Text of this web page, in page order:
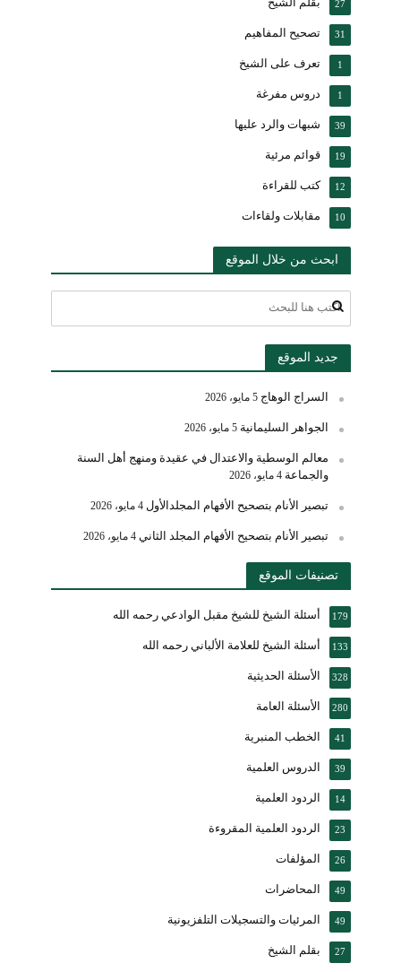
27
تصحيح المفاهيم 31
تعرف على الشيخ 1
دروس مفرغة 1
شبهات والرد عليها 39
قوائم مرئية 19
كتب للقراءة 12
مقابلات ولقاءات 10
ابحث من خلال الموقع
جديد الموقع
السراج الوهاج 5 مايو، 2026
الجواهر السليمانية 5 مايو، 2026
معالم الوسطية والاعتدال في عقيدة ومنهج أهل السنة
والجماعة 4 مايو، 2026
تبصير الأنام بتصحيح الأفهام المجلدالأول 4 مايو، 2026
تبصير الأنام بتصحيح الأفهام المجلد الثاني 4 مايو، 2026
تصنيفات الموقع
أسئلة الشيخ للشيخ مقبل الوادعي رحمه الله 179
أسئلة الشيخ للعلامة الألباني رحمه الله 133
الأسئلة الحديثية 328
الأسئلة العامة 280
الخطب المنبرية 41
الدروس العلمية 39
الردود العلمية 14
الردود العلمية المقروءة 23
المؤلفات 26
المحاضرات 49
المرئيات والتسجيلات التلفزيونية 49
بقلم الشيخ 27